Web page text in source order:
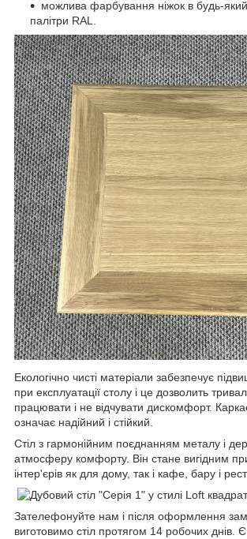
можлива фарбування ніжок в будь-який
палітри RAL.
Екологічно чисті матеріали забезпечує
при експлуатації столу і це дозволить
працювати і не відчувати дискомфорт.
означає надійний і стійкий.
Стіл з гармонійним поєднанням металу і
атмосферу комфорту. Він стане вигідним
інтер'єрів як для дому, так і кафе, бару і
Зателефонуйте нам і після оформлення
виготовимо стіл протягом 14 робочих днів.